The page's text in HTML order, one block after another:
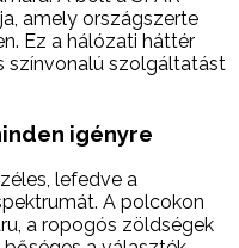
amely országszerte
Ez a hálózati háttér
színvonalú szolgáltatást
igényre
lefedve a
A polcokon
a ropogós zöldségek